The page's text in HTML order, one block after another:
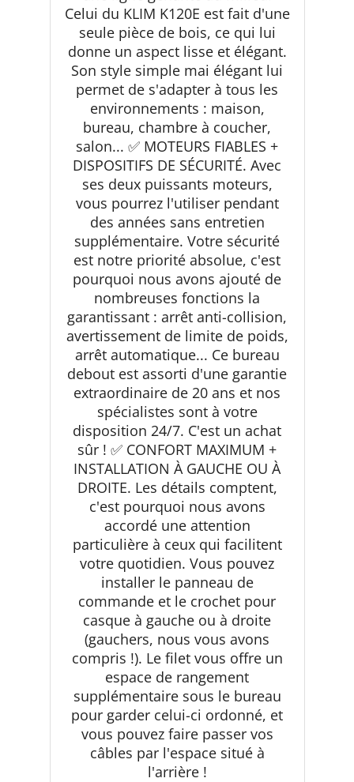
Celui du KLIM K120E est fait d'une
seule pièce de bois, ce qui lui
donne un aspect lisse et élégant.
Son style simple mai élégant lui
permet de s'adapter à tous les
environnements : maison,
bureau, chambre à coucher,
salon... ✅ MOTEURS FIABLES +
DISPOSITIFS DE SÉCURITÉ. Avec
ses deux puissants moteurs,
vous pourrez l'utiliser pendant
des années sans entretien
supplémentaire. Votre sécurité
est notre priorité absolue, c'est
pourquoi nous avons ajouté de
nombreuses fonctions la
garantissant : arrêt anti-collision,
avertissement de limite de poids,
arrêt automatique... Ce bureau
debout est assorti d'une garantie
extraordinaire de 20 ans et nos
spécialistes sont à votre
disposition 24/7. C'est un achat
sûr ! ✅ CONFORT MAXIMUM +
INSTALLATION À GAUCHE OU À
DROITE. Les détails comptent,
c'est pourquoi nous avons
accordé une attention
particulière à ceux qui facilitent
votre quotidien. Vous pouvez
installer le panneau de
commande et le crochet pour
casque à gauche ou à droite
(gauchers, nous vous avons
compris !). Le filet vous offre un
espace de rangement
supplémentaire sous le bureau
pour garder celui-ci ordonné, et
vous pouvez faire passer vos
câbles par l'espace situé à
l'arrière !